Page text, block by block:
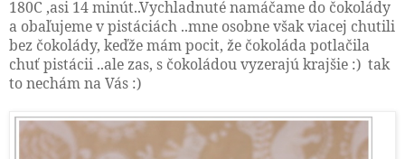
180C ,asi 14 minút..Vychladnuté namáčame do čokolády
a obaľujeme v pistáciách ..mne osobne však viacej chutili
bez čokolády, keďže mám pocit, že čokoláda potlačila
chuť pistácii ..ale zas, s čokoládou vyzerajú krajšie :) tak
to nechám na Vás :)